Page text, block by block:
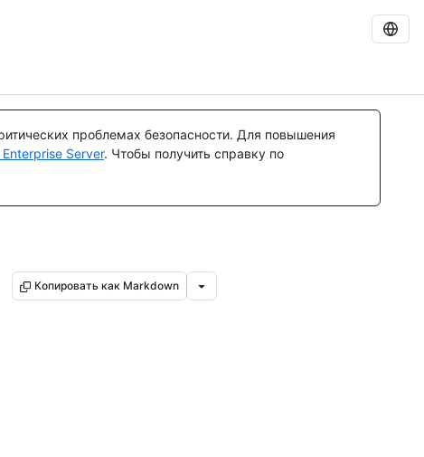
проблемах безопасности. Для повышения
Server. Чтобы получить справку по
Копировать как Markdown